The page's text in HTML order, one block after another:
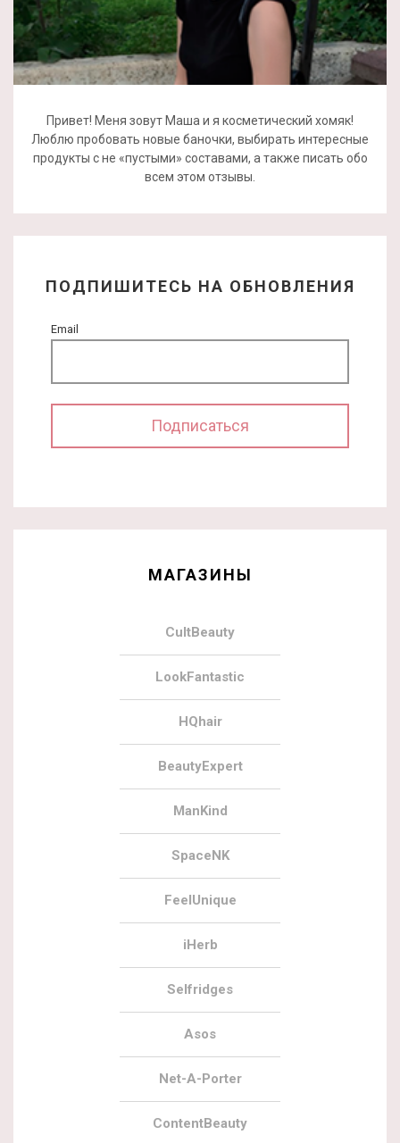
Привет! Меня зовут Маша и я косметический хомяк!
Люблю пробовать новые баночки, выбирать интересные
продукты с не «пустыми» составами, а также писать обо
всем этом отзывы.
ПОДПИШИТЕСЬ НА ОБНОВЛЕНИЯ
Email
МАГАЗИНЫ
CultBeauty
LookFantastic
HQhair
BeautyExpert
ManKind
SpaceNK
FeelUnique
iHerb
Selfridges
Asos
Net-A-Porter
ContentBeauty